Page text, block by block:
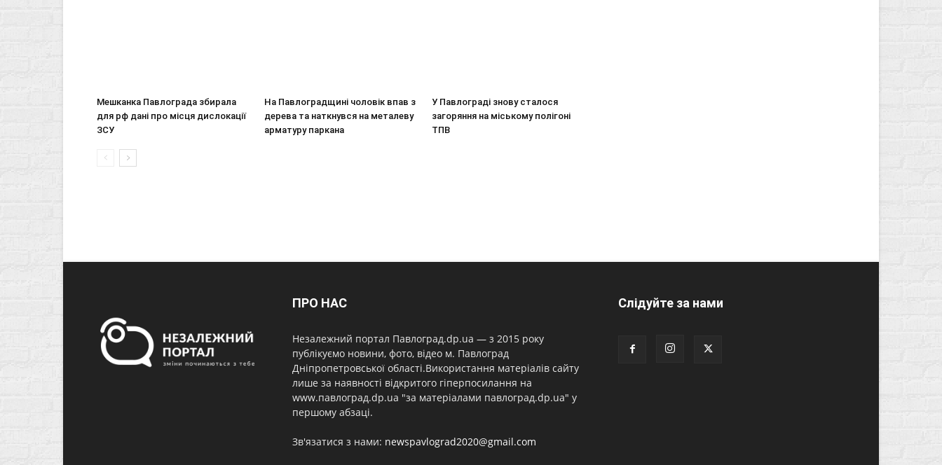
Мешканка Павлограда збирала
для рф дані про місця дислокації
ЗСУ
На Павлоградщині чоловік впав з
дерева та наткнувся на металеву
арматуру паркана
У Павлограді знову сталося
загоряння на міському полігоні
ТПВ
ПРО НАС
Незалежний портал Павлоград.dp.ua — з 2015 року
публікуємо новини, фото, відео м. Павлоград
Дніпропетровської області.Використання матеріалів сайту
лише за наявності відкритого гіперпосилання на
www.павлоград.dp.ua "за матеріалами павлоград.dp.ua" у
першому абзаці.
Зв'язатися з нами: newspavlograd2020@gmail.com
Слідуйте за нами